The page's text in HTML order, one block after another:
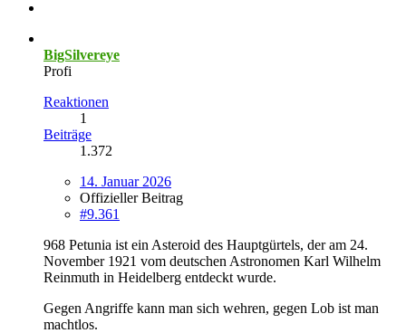
BigSilvereye
Profi
Reaktionen
1
Beiträge
1.372
14. Januar 2026
Offizieller Beitrag
#9.361
968 Petunia ist ein Asteroid des Hauptgürtels, der am 24.
November 1921 vom deutschen Astronomen Karl Wilhelm
Reinmuth in Heidelberg entdeckt wurde.
Gegen Angriffe kann man sich wehren, gegen Lob ist man
machtlos.